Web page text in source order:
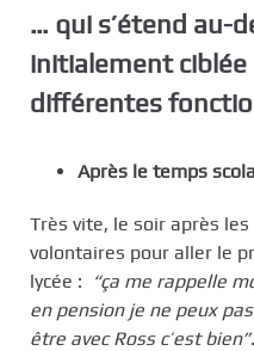
… qui s’étend au-
initialement ciblée
différentes
Après le temps
Très vite, le soir après
volontaires pour aller le
lycée :
“ça me rappelle
en pension je ne peux
être avec Ross c’est bien”